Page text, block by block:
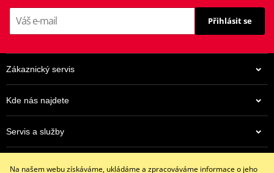
Přihlásit se
Zákaznický servis
Kde nás najdete
Servis a služby
Na našem webu získáváme, ukládáme a zpracováváme informace o jeho